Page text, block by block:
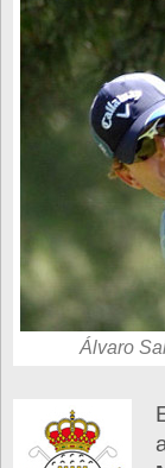
Álvaro